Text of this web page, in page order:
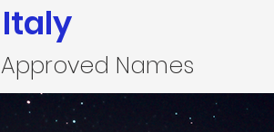
Italy
Approved Names